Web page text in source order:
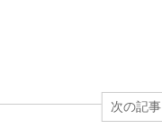
次の記事